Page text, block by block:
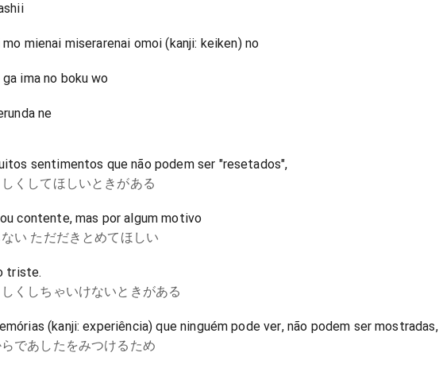
mienai miserarenai omoi (kanji: keiken) no
ima no boku wo
ne
sentimentos que não podem ser "resetados",
くしてほしいときがある
contente, mas por algum motivo
い ただだきとめてほしい
triste.
くしちゃいけないときがある
(kanji: experiência) que ninguém pode ver, não podem ser mostradas,
であしたをみつけるため